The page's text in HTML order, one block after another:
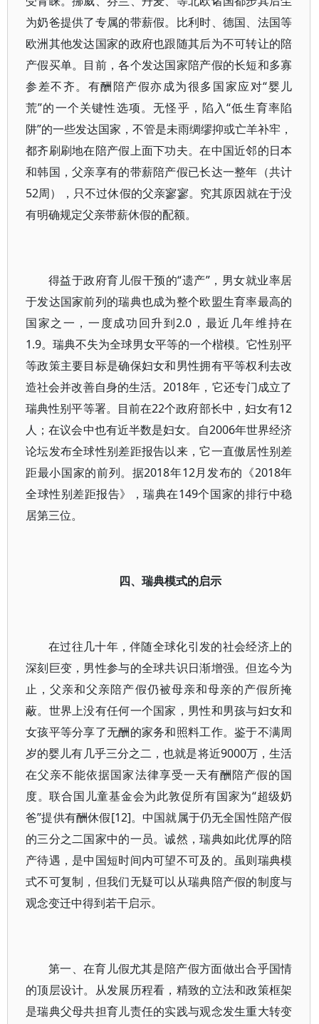
为奶爸提供了专属的带薪假。比利时、德国、法国等
欧洲其他发达国家的政府也跟随其后为不可转让的陪
产假买单。目前，各个发达国家陪产假的长短和多寡
参差不齐。有酬陪产假亦成为很多国家应对“婴儿
荒”的一个关键性选项。无怪乎，陷入“低生育率陷
阱”的一些发达国家，不管是未雨绸缪抑或亡羊补牢，
都齐刷刷地在陪产假上面下功夫。在中国近邻的日本
和韩国，父亲享有的带薪陪产假已长达一整年（共计
52周），只不过休假的父亲寥寥。究其原因就在于没
有明确规定父亲带薪休假的配额。
得益于政府育儿假干预的“遗产”，男女就业率居
于发达国家前列的瑞典也成为整个欧盟生育率最高的
国家之一，一度成功回升到2.0，最近几年维持在
1.9。瑞典不失为全球男女平等的一个楷模。它性别平
等政策主要目标是确保妇女和男性拥有平等权利去改
造社会并改善自身的生活。2018年，它还专门成立了
瑞典性别平等署。目前在22个政府部长中，妇女有12
人；在议会中也有近半数是妇女。自2006年世界经济
论坛发布全球性别差距报告以来，它一直傲居性别差
距最小国家的前列。据2018年12月发布的《2018年
全球性别差距报告》，瑞典在149个国家的排行中稳
居第三位。
四、瑞典模式的启示
在过往几十年，伴随全球化引发的社会经济上的
深刻巨变，男性参与的全球共识日渐增强。但迄今为
止，父亲和父亲陪产假仍被母亲和母亲的产假所掩
蔽。世界上没有任何一个国家，男性和男孩与妇女和
女孩平等分享了无酬的家务和照料工作。鉴于不满周
岁的婴儿有几乎三分之二，也就是将近9000万，生活
在父亲不能依据国家法律享受一天有酬陪产假的国
度。联合国儿童基金会为此敦促所有国家为“超级奶
爸”提供有酬休假[12]。中国就属于仍无全国性陪产假
的三分之二国家中的一员。诚然，瑞典如此优厚的陪
产待遇，是中国短时间内可望不可及的。虽则瑞典模
式不可复制，但我们无疑可以从瑞典陪产假的制度与
观念变迁中得到若干启示。
第一、在育儿假尤其是陪产假方面做出合乎国情
的顶层设计。从发展历程看，精致的立法和政策框架
是瑞典父母共担育儿责任的实践与观念发生重大转变